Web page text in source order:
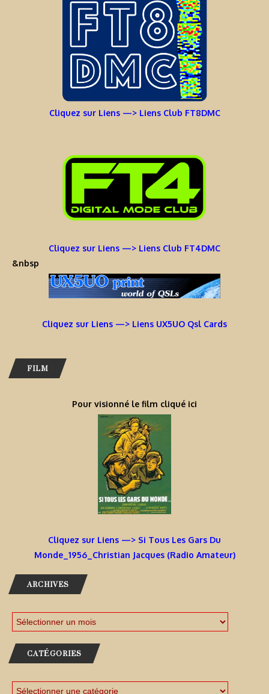
Cliquez sur Liens —> Liens Club FT8DMC
Cliquez sur Liens —> Liens Club FT4DMC
&nbsp
Cliquez sur Liens —> Liens UX5UO Qsl Cards
FILM
Pour visionné le film cliqué ici
Cliquez sur Liens —> Si Tous Les Gars Du
Monde_1956_Christian Jacques (Radio Amateur)
ARCHIVES
CATÉGORIES